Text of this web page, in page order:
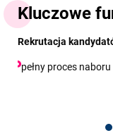
Kluczowe
Rekrutacja
pełny proces